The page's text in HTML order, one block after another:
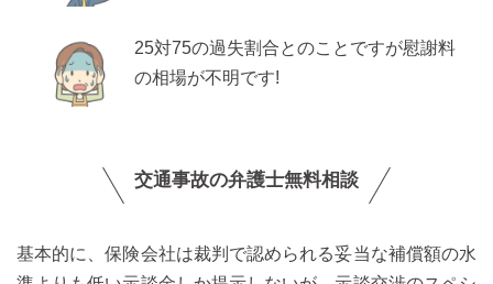
25対75の過失割合とのことですが慰謝料
の相場が不明です!
交通事故の弁護士無料相談
基本的に、保険会社は裁判で認められる妥当な補償額の水